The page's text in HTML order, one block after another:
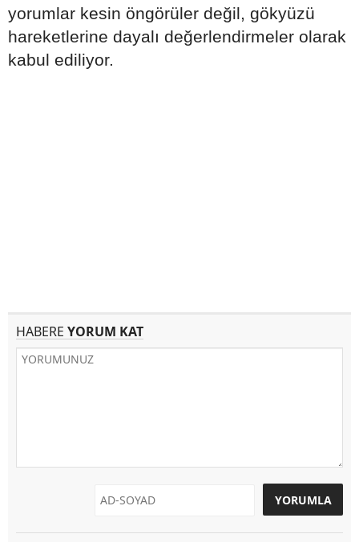
yorumlar kesin öngörüler değil, gökyüzü
hareketlerine dayalı değerlendirmeler olarak
kabul ediliyor.
HABERE YORUM KAT